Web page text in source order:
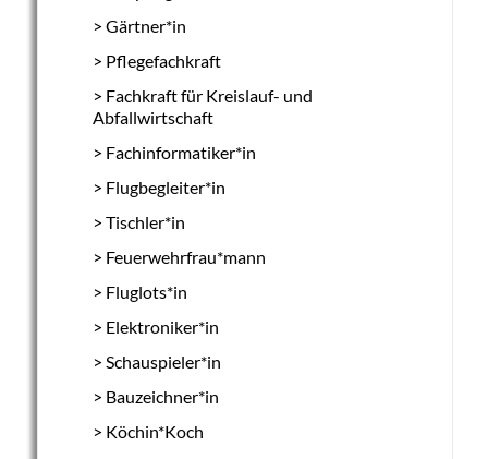
Gärtner*in
Pflegefachkraft
Fachkraft für Kreislauf- und
Abfallwirtschaft
Fachinformatiker*in
Flugbegleiter*in
Tischler*in
Feuerwehrfrau*mann
Fluglots*in
Elektroniker*in
Schauspieler*in
Bauzeichner*in
Köchin*Koch